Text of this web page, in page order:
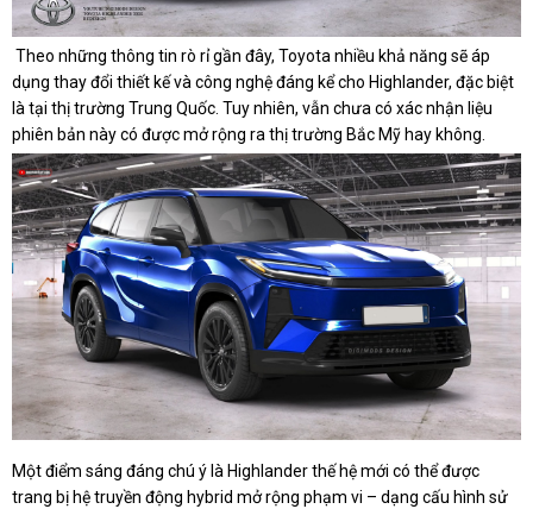
​ Theo những thông tin rò rỉ gần đây, Toyota nhiều khả năng sẽ áp
dụng thay đổi thiết kế và công nghệ đáng kể cho Highlander, đặc biệt
là tại thị trường Trung Quốc. Tuy nhiên, vẫn chưa có xác nhận liệu
phiên bản này có được mở rộng ra thị trường Bắc Mỹ hay không.
Một điểm sáng đáng chú ý là Highlander thế hệ mới có thể được
trang bị hệ truyền động hybrid mở rộng phạm vi – dạng cấu hình sử